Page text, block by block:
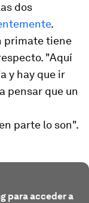
dos
.
primate tiene
"Aquí
y hay que ir
pensar que un
parte lo son".
para acceder a